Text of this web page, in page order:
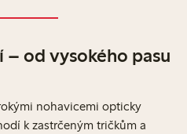
od vysokého pasu
nohavicemi opticky
k zastrčeným tričkům a